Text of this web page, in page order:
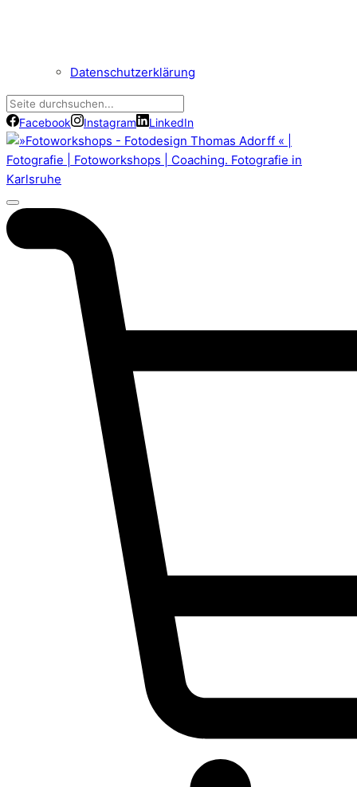
Datenschutzerklärung
Facebook Instagram LinkedIn